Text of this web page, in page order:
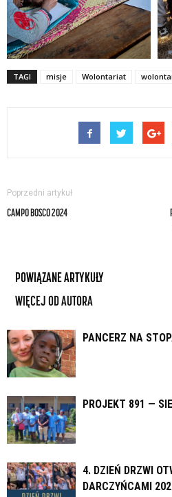
TAGI misje Wolontariat
Poprzedni artykuł
CAMPO BOSCO 2024
POWIĄZANE ARTYKUŁY
WIĘCEJ OD AUTORA
PANCERZ NA
PROJEKT 891 —
4. DZIEŃ DRZWI
DARCZYŃCAMI